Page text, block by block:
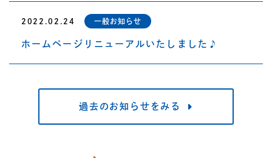
2022.02.24 一般お知らせ
ホームページリニューアルいたしました♪
過去のお知らせをみる